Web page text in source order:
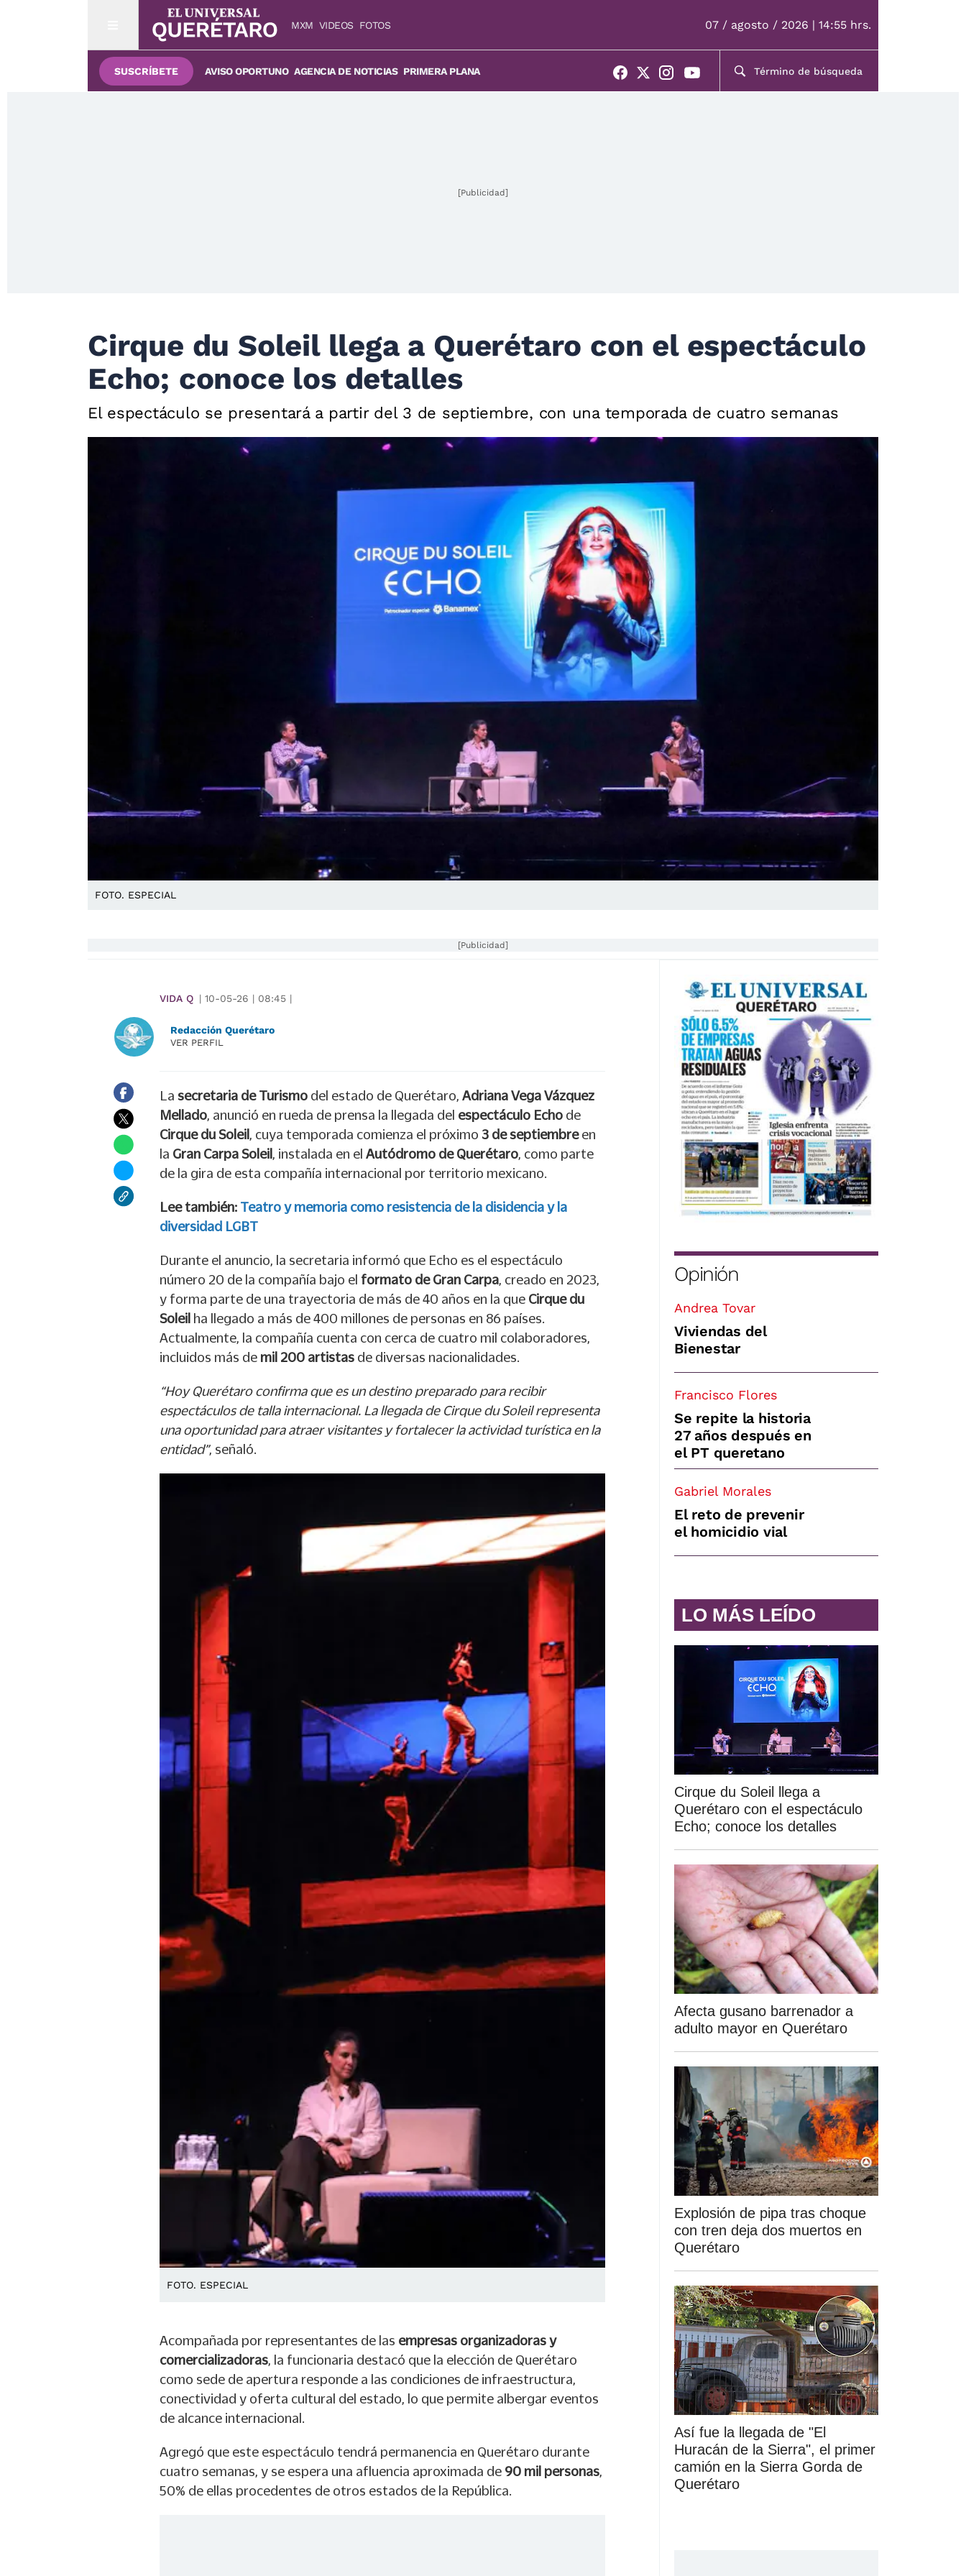
MXM VIDEOS FOTOS 07 / agosto / 2026 | 14:55 hrs.
SUSCRÍBETE AVISO OPORTUNO AGENCIA DE NOTICIAS PRIMERA PLANA
[Publicidad]
Cirque du Soleil llega a Querétaro con el espectáculo
Echo; conoce los detalles
El espectáculo se presentará a partir del 3 de septiembre, con una temporada de cuatro semanas
FOTO. ESPECIAL
[Publicidad]
VIDA Q | 10-05-26 | 08:45 |
Redacción Querétaro
VER PERFIL
La secretaria de Turismo del estado de Querétaro, Adriana Vega Vázquez
Mellado, anunció en rueda de prensa la llegada del espectáculo Echo de
Cirque du Soleil , cuya temporada comienza el próximo 3 de septiembreen
la Gran Carpa Soleil , instalada en el Autódromo de Querétaro, como parte
de la gira de esta compañía internacional por territorio mexicano.
Lee también: Teatro y memoria como resistencia de la disidencia y la
diversidad LGBT
Durante el anuncio, la secretaria informó que Echo es el espectáculo
número 20 de la compañía bajo el formato de Gran Carpa, creado en 2023,
y forma parte de una trayectoria de más de 40 años en la que Cirque du
Soleil ha llegado a más de 400 millones de personas en 86 países.
Actualmente, la compañía cuenta con cerca de cuatro mil colaboradores,
incluidos más de mil 200 artistas de diversas nacionalidades.
“Hoy Querétaro confirma que es un destino preparado para recibir
espectáculos de talla internacional. La llegada de Cirque du Soleil representa
una oportunidad para atraer visitantes y fortalecer la actividad turística en la
entidad”, señaló.
FOTO. ESPECIAL
Acompañada por representantes de las empresas organizadoras y
comercializadoras , la funcionaria destacó que la elección de Querétaro
como sede de apertura responde a las condiciones de infraestructura,
conectividad y oferta cultural del estado, lo que permite albergar eventos
de alcance internacional.
Agregó que este espectáculo tendrá permanencia en Querétaro durante
cuatro semanas, y se espera una afluencia aproximada de 90 mil personas
50% de ellas procedentes de otros estados de la República.
Opinión
Andrea Tovar
Viviendas del
Bienestar
Francisco Flores
Se repite la historia
27 años después en
el PT queretano
Gabriel Morales
El reto de prevenir
el homicidio vial
LO MÁS LEÍDO
Cirque du Soleil llega a
Querétaro con el espectáculo
Echo; conoce los detalles
Afecta gusano barrenador a
adulto mayor en Querétaro
Explosión de pipa tras choque
con tren deja dos muertos en
Querétaro
Así fue la llegada de "El
Huracán de la Sierra", el primer
camión en la Sierra Gorda de
Querétaro